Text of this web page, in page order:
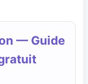
— Guide